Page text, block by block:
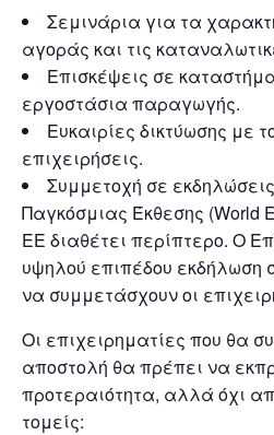
Σεμινάρια για τα
αγοράς και τις
Επισκέψεις σε
εργοστάσια παραγωγής.
Ευκαιρίες δικτύωσης με
επιχειρήσεις.
Συμμετοχή σε
Παγκόσμιας Έκθεσης (World
ΕΕ διαθέτει περίπτερο. Ο
υψηλού επιπέδου εκδήλωση
να συμμετάσχουν οι
Οι επιχειρηματίες που θα
αποστολή θα πρέπει να
προτεραιότητα, αλλά όχι
τομείς: